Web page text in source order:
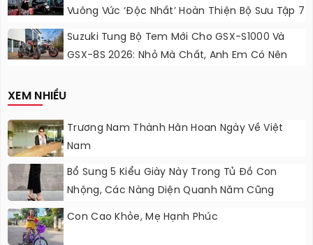
Vuông Vức ‘độc Nhất’ Hoàn Thiện Bộ Sưu Tập 7
Sắc Cầu Vồng
Suzuki Tung Bộ Tem Mới Cho GSX-S1000 Và
GSX-8S 2026: Nhỏ Mà Chất, Anh Em Có Nên
XEM NHIỀU
Trương Nam Thành Hân Hoan Ngày Về Việt
Nam
Bổ Sung 5 Kiểu Giày Này Trong Tủ Đồ Con
Nhộng, Các Nàng Diện Quanh Năm Cũng
Không Lo Lỗi Thời
Con Cao Khỏe, Mẹ Hạnh Phúc